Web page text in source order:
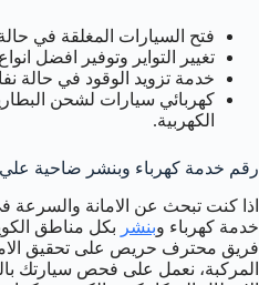
فتح السيارات المغلقة في
تغيير التواير وتوفير افضل
خدمة تزويد الوقود في حالة
كهربائي سيارات لشحن
الكهربية.
رقم خدمة كهرباء وبنشر ضاحية
اذا كنت تبحث عن الامانة والسرعة
خدمة كهرباء وبنشر بكل مناطق
فريق محترف حريص على تحقيق
المركبة، نعمل على فحص سيارتك